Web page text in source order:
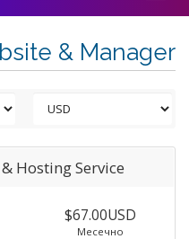
& Manager
Hosting Service
$67.00USD
Месечно